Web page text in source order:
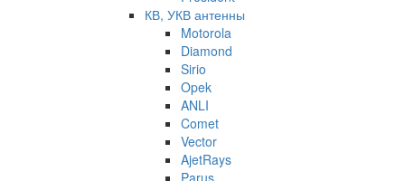
КВ, УКВ антенны
Motorola
Diamond
Sirio
Opek
ANLI
Comet
Vector
AjetRays
Parus